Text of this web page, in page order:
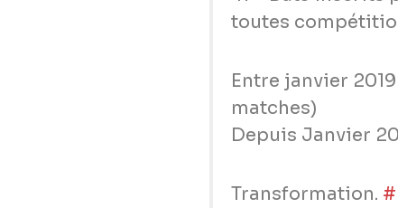
toutes
Entre janvier
matches)
Depuis Janvier
Transformation.